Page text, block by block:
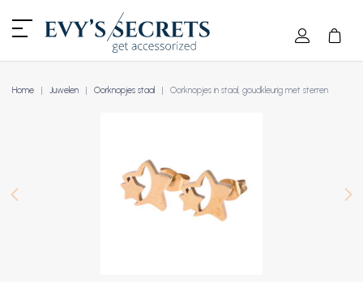
Home Juwelen Oorknopjes staal Oorknopjes in staal, goudkleurig met sterren